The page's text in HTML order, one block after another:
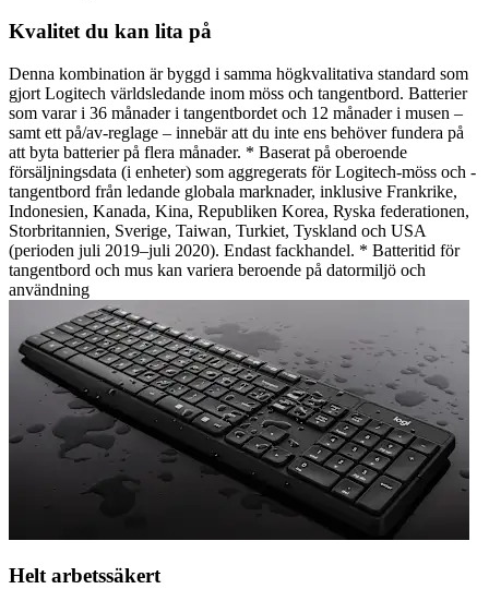
Kvalitet du kan lita på
Denna kombination är byggd i samma högkvalitativa standard som
gjort Logitech världsledande inom möss och tangentbord. Batterier
som varar i 36 månader i tangentbordet och 12 månader i musen –
samt ett på/av-reglage – innebär att du inte ens behöver fundera på
att byta batterier på flera månader. * Baserat på oberoende
försäljningsdata (i enheter) som aggregerats för Logitech-möss och -
tangentbord från ledande globala marknader, inklusive Frankrike,
Indonesien, Kanada, Kina, Republiken Korea, Ryska federationen,
Storbritannien, Sverige, Taiwan, Turkiet, Tyskland och USA
(perioden juli 2019–juli 2020). Endast fackhandel. * Batteritid för
tangentbord och mus kan variera beroende på datormiljö och
användning
Helt arbetssäkert